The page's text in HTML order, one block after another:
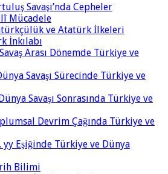
Savaşı’nda Cepheler
Mücadele
ve Atatürk İlkeleri
İnkılabı
Arası Dönemde Türkiye ve
Savaşı Sürecinde Türkiye ve
Savaşı Sonrasında Türkiye ve
Devrim Çağında Türkiye ve
yy Eşiğinde Türkiye ve Dünya
Bilimi